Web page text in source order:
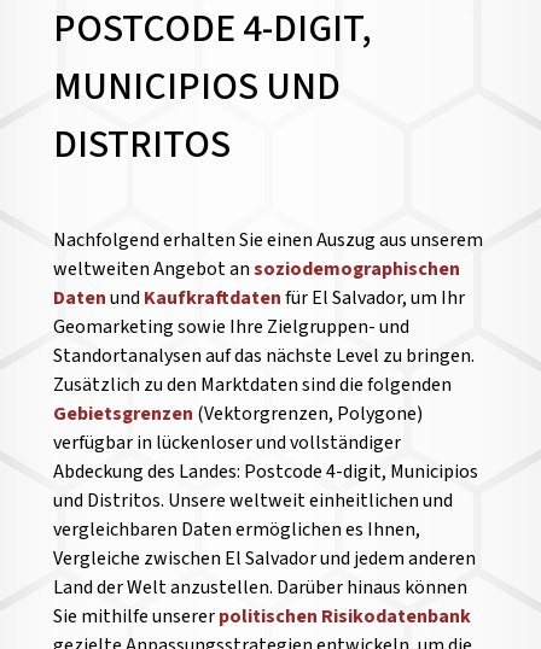
POSTCODE 4-DIGIT,
MUNICIPIOS UND
DISTRITOS
Nachfolgend erhalten Sie einen Auszug aus unserem
weltweiten Angebot ansoziodemographischen
Datenund Kaufkraftdatenfür El Salvador, um Ihr
Geomarketing sowie Ihre Zielgruppen- und
Standortanalysen auf das nächste Level zu bringen.
Zusätzlich zu den Marktdaten sind die folgenden
Gebietsgrenzen (Vektorgrenzen, Polygone)
verfügbar in lückenloser und vollständiger
Abdeckung des Landes: Postcode 4-digit, Municipios
und Distritos. Unsere weltweit einheitlichen und
vergleichbaren Daten ermöglichen es Ihnen,
Vergleiche zwischen El Salvador und jedem anderen
Land der Welt anzustellen. Darüber hinaus können
Sie mithilfe unsererpolitischen Risikodatenbank